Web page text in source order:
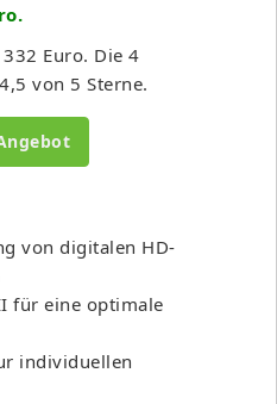
Euro. Die 4
von 5 Sterne.
von digitalen HD-
für eine optimale
individuellen